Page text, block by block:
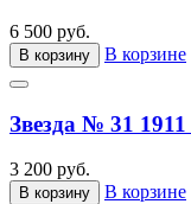
6 500 руб.
В корзину В корзине
Звезда № 31 1911
3 200 руб.
В корзину В корзине